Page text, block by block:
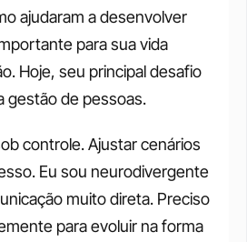
ajudaram a desenvolver
para sua vida
Hoje, seu principal desafio
gestão de pessoas.
controle. Ajustar cenários
Eu sou neurodivergente
muito direta. Preciso
para evoluir na forma